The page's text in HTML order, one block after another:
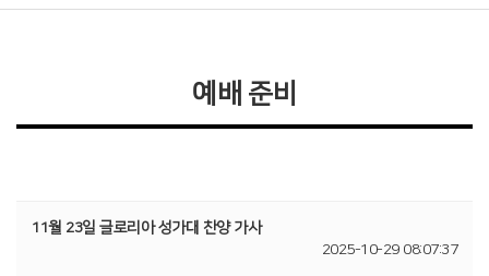
예배 준비
11월 23일 글로리아 성가대 찬양 가사
2025-10-29 08:07:37